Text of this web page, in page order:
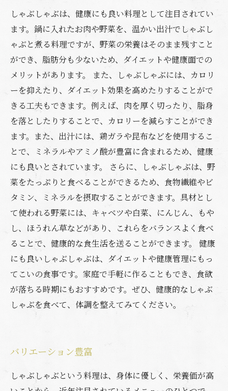
しゃぶしゃぶは、健康にも良い料理として注目されてい
ます。鍋に入れたお肉や野菜を、温かい出汁でしゃぶし
ゃぶと煮る料理ですが、野菜の栄養はそのまま残すこと
ができ、脂肪分も少ないため、ダイエットや健康面での
メリットがあります。 また、しゃぶしゃぶには、カロリ
ーを抑えたり、ダイエット効果を高めたりすることがで
きる工夫もできます。例えば、肉を厚く切ったり、脂身
を落としたりすることで、カロリーを減らすことができ
ます。また、出汁には、鶏ガラや昆布などを使用するこ
とで、ミネラルやアミノ酸が豊富に含まれるため、健康
にも良いとされています。 さらに、しゃぶしゃぶは、野
菜をたっぷりと食べることができるため、食物繊維やビ
タミン、ミネラルを摂取することができます。具材とし
て使われる野菜には、キャベツや白菜、にんじん、もや
し、ほうれん草などがあり、これらをバランスよく食べ
ることで、健康的な食生活を送ることができます。 健康
にも良いしゃぶしゃぶは、ダイエットや健康管理にもっ
てこいの食事です。家庭で手軽に作ることもでき、食欲
が落ちる時期にもおすすめです。ぜひ、健康的なしゃぶ
しゃぶを食べて、体調を整えてみてください。
バリエーション豊富
しゃぶしゃぶという料理は、身体に優しく、栄養価が高